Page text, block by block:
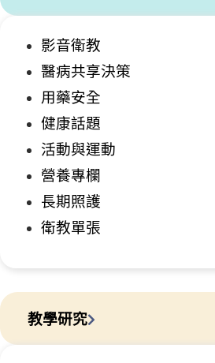
影音衛教
醫病共享決策
用藥安全
健康話題
活動與運動
營養專欄
長期照護
衛教單張
教學研究